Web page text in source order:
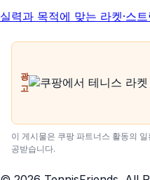
실력과 목적에 맞는 라켓·스
광
고
이 게시물은 쿠팡 파트너스 활동의
공받습니다.